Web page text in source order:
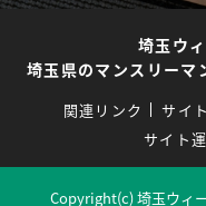
埼玉ウ
埼玉県のマンスリーマ
関連リンク サイ
サイト
Copyright(c) 埼玉ウィ